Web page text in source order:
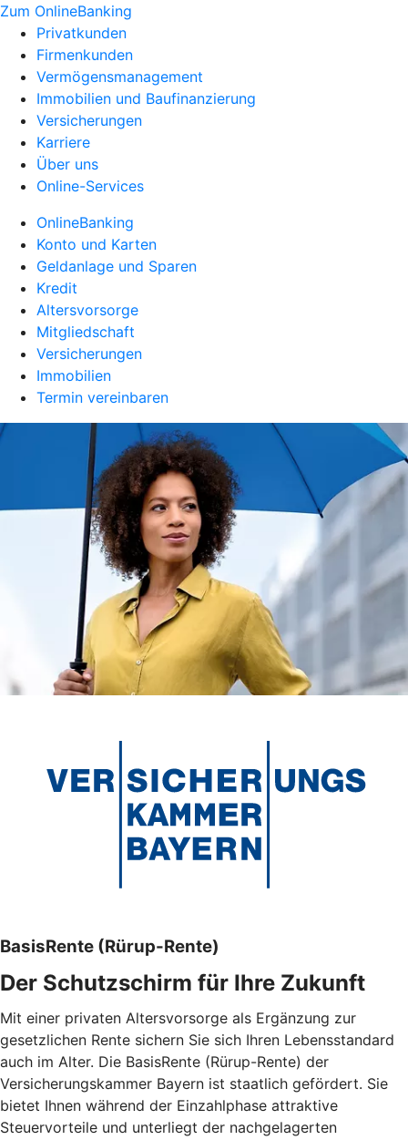
Zum OnlineBanking
Privatkunden
Firmenkunden
Vermögensmanagement
Immobilien und Baufinanzierung
Versicherungen
Karriere
Über uns
Online-Services
OnlineBanking
Konto und Karten
Geldanlage und Sparen
Kredit
Altersvorsorge
Mitgliedschaft
Versicherungen
Immobilien
Termin vereinbaren
BasisRente (Rürup-Rente)
Der Schutzschirm für Ihre Zukunft
Mit einer privaten Altersvorsorge als Ergänzung zur
gesetzlichen Rente sichern Sie sich Ihren Lebensstandard
auch im Alter. Die BasisRente (Rürup-Rente) der
Versicherungskammer Bayern ist staatlich gefördert. Sie
bietet Ihnen während der Einzahlphase attraktive
Steuervorteile und unterliegt der nachgelagerten